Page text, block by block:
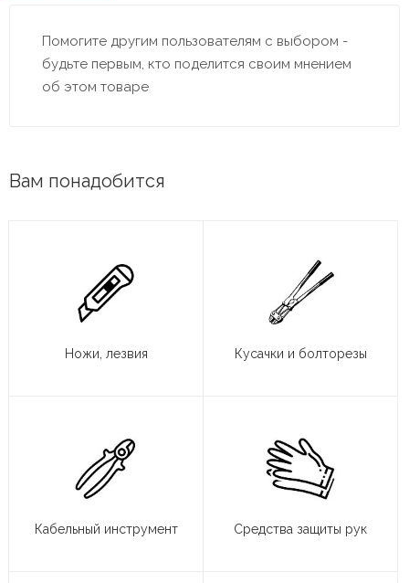
Помогите другим пользователям с выбором -
будьте первым, кто поделится своим мнением
об этом товаре
Вам понадобится
Ножи, лезвия Кусачки и болторезы
Кабельный инструмент Средства защиты рук